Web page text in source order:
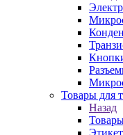
Товары для
Назад